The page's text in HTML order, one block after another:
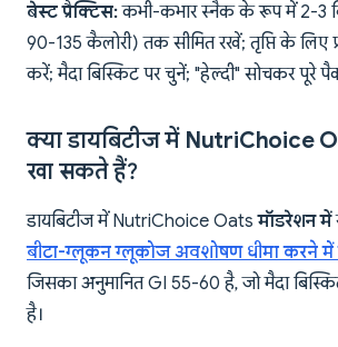
बेस्ट प्रैक्टिस:कभी-कभार स्नैक के रूप में 2-3
90-135 कैलोरी) तक सीमित रखें; तृप्ति के लिए
करें; मैदा बिस्किट पर चुनें; "हेल्दी" सोचकर पूरे
क्या डायबिटीज में NutriChoice
खा सकते हैं?
डायबिटीज में NutriChoice Oatsमॉडरेशन में
बीटा-ग्लूकन ग्लूकोज अवशोषण धीमा करने
जिसका अनुमानित GI 55-60 है, जो मैदा
है।